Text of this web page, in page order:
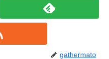
gathermato